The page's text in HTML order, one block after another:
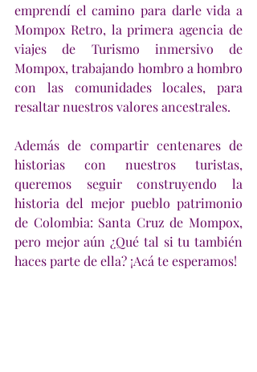
emprendí el camino para darle vida a
Mompox Retro, la primera agencia de
viajes de Turismo inmersivo de
Mompox, trabajando hombro a hombro
con las comunidades locales, para
resaltar nuestros valores ancestrales.
Además de compartir centenares de
historias con nuestros turistas,
queremos seguir construyendo la
historia del mejor pueblo patrimonio
de Colombia: Santa Cruz de Mompox,
pero mejor aún ¿Qué tal si tu también
haces parte de ella? ¡Acá te esperamos!